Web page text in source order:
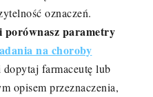
oznaczeń.
porównasz parametry
na choroby
farmaceutę lub
opisem przeznaczenia,